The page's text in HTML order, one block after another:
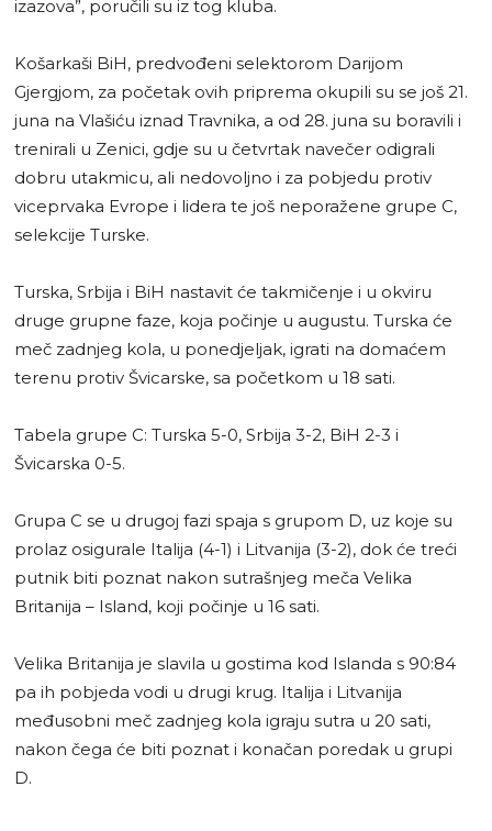
izazova”, poručili su iz tog kluba.
Košarkaši BiH, predvođeni selektorom Darijom
Gjergjom, za početak ovih priprema okupili su se još 21.
juna na Vlašiću iznad Travnika, a od 28. juna su boravili i
trenirali u Zenici, gdje su u četvrtak navečer odigrali
dobru utakmicu, ali nedovoljno i za pobjedu protiv
viceprvaka Evrope i lidera te još neporažene grupe C,
selekcije Turske.
Turska, Srbija i BiH nastavit će takmičenje i u okviru
druge grupne faze, koja počinje u augustu. Turska će
meč zadnjeg kola, u ponedjeljak, igrati na domaćem
terenu protiv Švicarske, sa početkom u 18 sati.
Tabela grupe C: Turska 5-0, Srbija 3-2, BiH 2-3 i
Švicarska 0-5.
Grupa C se u drugoj fazi spaja s grupom D, uz koje su
prolaz osigurale Italija (4-1) i Litvanija (3-2), dok će treći
putnik biti poznat nakon sutrašnjeg meča Velika
Britanija – Island, koji počinje u 16 sati.
Velika Britanija je slavila u gostima kod Islanda s 90:84
pa ih pobjeda vodi u drugi krug. Italija i Litvanija
međusobni meč zadnjeg kola igraju sutra u 20 sati,
nakon čega će biti poznat i konačan poredak u grupi
D.